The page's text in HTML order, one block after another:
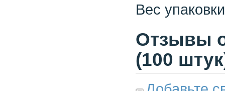
Вес
Отзывы
(100